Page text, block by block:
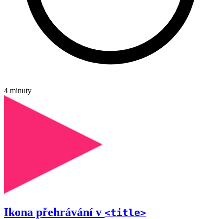
4 minuty
Ikona přehrávání v <title>